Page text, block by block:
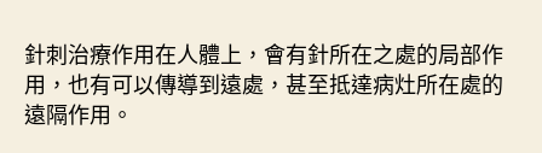
者
佈
日
期
脈
醫
學
針刺治療作用在人體上，會有針所在之處的局部作
用，也有可以傳導到遠處，甚至抵達病灶所在處的
遠隔作用。